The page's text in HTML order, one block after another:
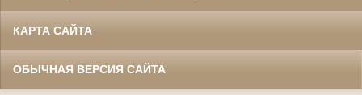
КАРТА САЙТА
ОБЫЧНАЯ ВЕРСИЯ САЙТА